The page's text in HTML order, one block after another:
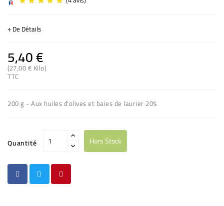
+ De Détails
5,40 €
(27,00 € Kilo)
TTC
200 g - Aux huiles d'olives et baies de laurier 20%
Quantité Hors Stock